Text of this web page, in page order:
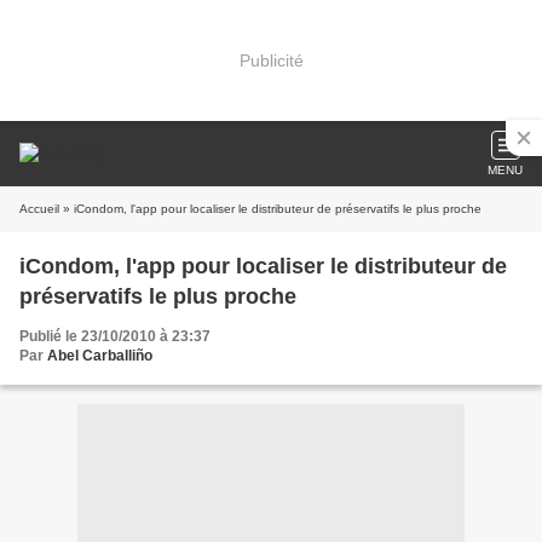
Publicité
MENU
Accueil » iCondom, l'app pour localiser le distributeur de préservatifs le plus proche
iCondom, l'app pour localiser le distributeur de
préservatifs le plus proche
Publié le 23/10/2010 à 23:37
Par Abel Carballiño